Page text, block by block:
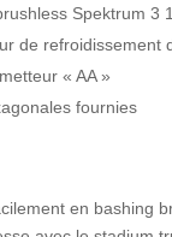
Spektrum 3
de refroidissement
« AA »
fournies
en bashing